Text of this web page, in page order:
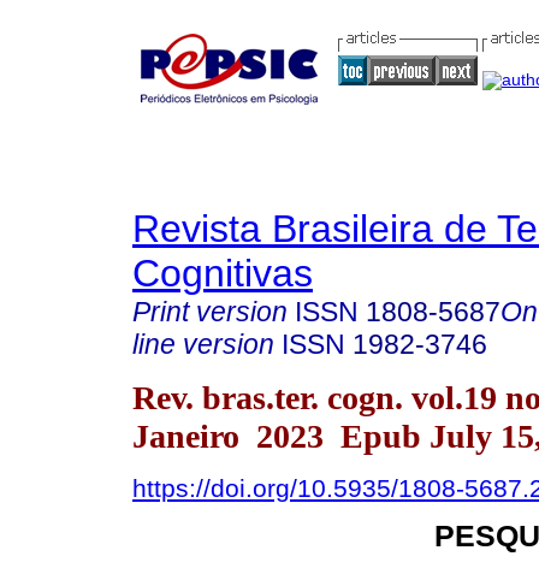
Revista Brasileira de
Cognitivas
Print version ISSN 1808-5687
line version ISSN 1982-3746
Rev. bras.ter. cogn. vol.19
Janeiro 2023 Epub July
https://doi.org/10.5935/1808-